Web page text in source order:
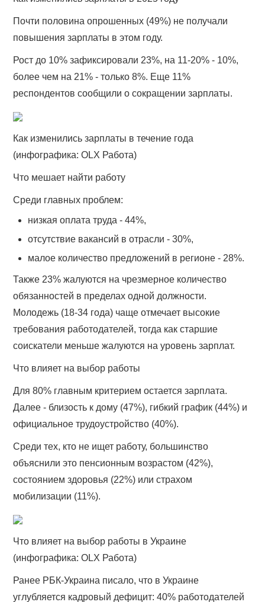
Почти половина опрошенных (49%) не получали
повышения зарплаты в этом году.
Рост до 10% зафиксировали 23%, на 11-20% - 10%,
более чем на 21% - только 8%. Еще 11%
респондентов сообщили о сокращении зарплаты.
Как изменились зарплаты в течение года
(инфографика: OLX Работа)
Что мешает найти работу
Среди главных проблем:
низкая оплата труда - 44%,
отсутствие вакансий в отрасли - 30%,
малое количество предложений в регионе - 28%.
Также 23% жалуются на чрезмерное количество
обязанностей в пределах одной должности.
Молодежь (18-34 года) чаще отмечает высокие
требования работодателей, тогда как старшие
соискатели меньше жалуются на уровень зарплат.
Что влияет на выбор работы
Для 80% главным критерием остается зарплата.
Далее - близость к дому (47%), гибкий график (44%) и
официальное трудоустройство (40%).
Среди тех, кто не ищет работу, большинство
объяснили это пенсионным возрастом (42%),
состоянием здоровья (22%) или страхом
мобилизации (11%).
Что влияет на выбор работы в Украине
(инфографика: OLX Работа)
Ранее РБК-Украина писало, что в Украине
углубляется кадровый дефицит: 40% работодателей